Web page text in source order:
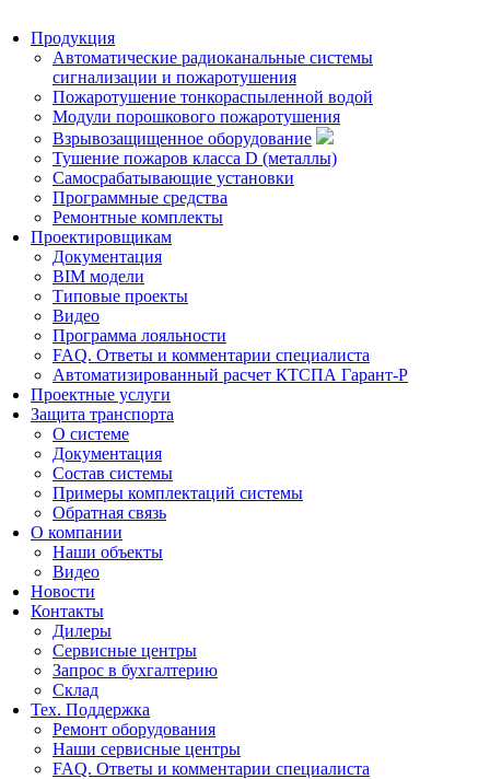
Продукция
Автоматические радиоканальные системы
сигнализации и пожаротушения
Пожаротушение тонкораспыленной водой
Модули порошкового пожаротушения
Взрывозащищенное оборудование
Тушение пожаров класса D (металлы)
Самосрабатывающие установки
Программные средства
Ремонтные комплекты
Проектировщикам
Документация
BIM модели
Типовые проекты
Видео
Программа лояльности
FAQ. Ответы и комментарии специалиста
Автоматизированный расчет КТСПА Гарант-Р
Проектные услуги
Защита транспорта
О системе
Документация
Состав системы
Примеры комплектаций системы
Обратная связь
О компании
Наши объекты
Видео
Новости
Контакты
Дилеры
Сервисные центры
Запрос в бухгалтерию
Склад
Тех. Поддержка
Ремонт оборудования
Наши сервисные центры
FAQ. Ответы и комментарии специалиста